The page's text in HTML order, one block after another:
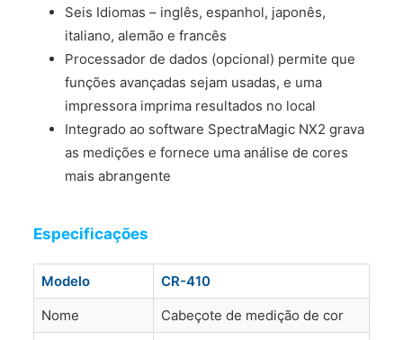
Seis Idiomas – inglês, espanhol, japonês,
italiano, alemão e francês
Processador de dados (opcional) permite que
funções avançadas sejam usadas, e uma
impressora imprima resultados no local
Integrado ao software SpectraMagic NX2 grava
as medições e fornece uma análise de cores
mais abrangente
Especificações
Modelo
CR-410
Nome
Cabeçote de medição de cor